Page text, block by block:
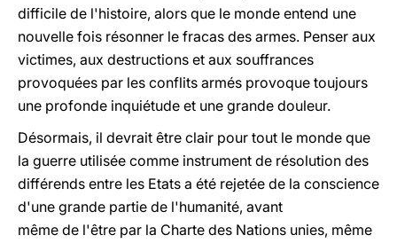
difficile de l'histoire, alors que le monde entend une
nouvelle fois résonner le fracas des armes. Penser aux
victimes, aux destructions et aux souffrances
provoquées par les conflits armés provoque toujours
une profonde inquiétude et une grande douleur.
Désormais, il devrait être clair pour tout le monde que
la guerre utilisée comme instrument de résolution des
différends entre les Etats a été rejetée de la conscience
d'une grande partie de l'humanité, avant
même de l'être par la Charte des Nations unies, même